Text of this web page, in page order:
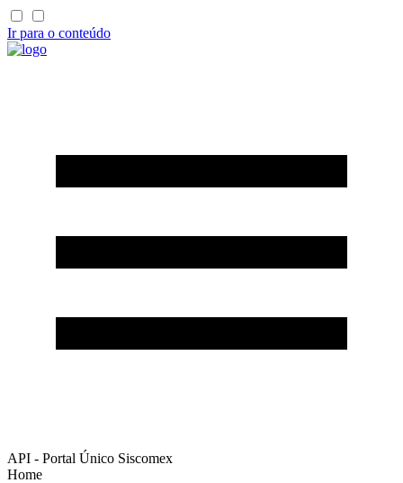
Ir para o conteúdo
API - Portal Único Siscomex
Home